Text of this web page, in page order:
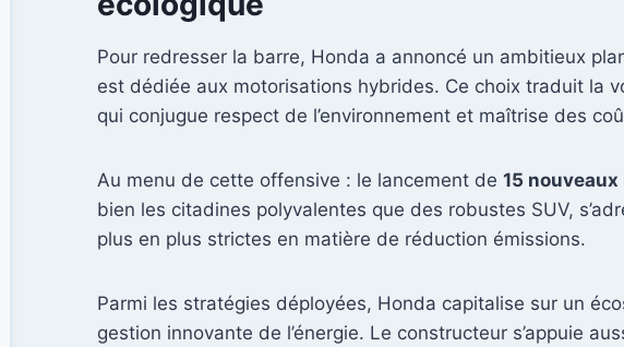
Pour redresser la barre, Honda a annoncé un ambitieux
est dédiée aux motorisations hybrides. Ce choix traduit la
qui conjugue respect de l’environnement et maîtrise des
Au menu de cette offensive : le lancement de 15
bien les citadines polyvalentes que des robustes SUV,
plus en plus strictes en matière de réduction émissions.
Parmi les stratégies déployées, Honda capitalise sur un
gestion innovante de l’énergie. Le constructeur s’appuie